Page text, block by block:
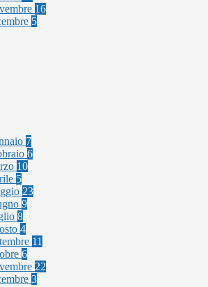
16
5
7
6
10
5
23
9
8
4
11
6
22
3